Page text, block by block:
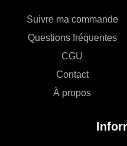
Suivre ma commande
Questions fréquentes
CGU
Contact
À propos